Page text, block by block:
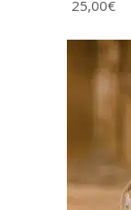
25,00€